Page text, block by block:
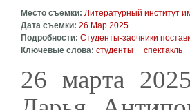
Место съемки: Литературный институт
Дата съемки: 26 Мар 2025
Подробности: Студенты-заочники
Ключевые слова: студенты спектакль
26 марта